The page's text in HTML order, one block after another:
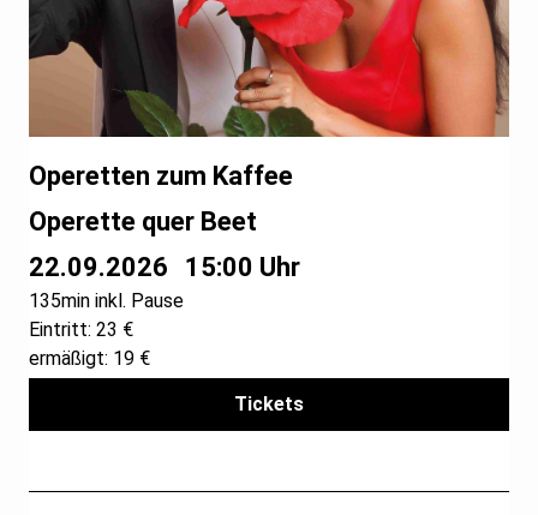
22.09.2026 15:00 Uhr
135min inkl. Pause
Eintritt: 23 €
ermäßigt: 19 €
Tickets
Operetten zum Kaffee
Operette quer Beet